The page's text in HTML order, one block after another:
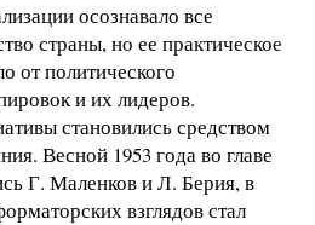
осознавало все
страны, но ее практическое
от политического
и их лидеров.
становились средством
Весной 1953 года во главе
Г. Маленков и Л. Берия, в
взглядов стал